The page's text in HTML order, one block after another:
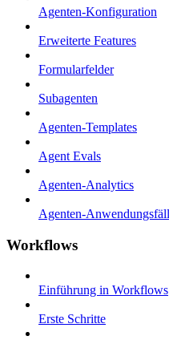
Agenten-Konfiguration
Erweiterte Features
Formularfelder
Subagenten
Agenten-Templates
Agent Evals
Agenten-Analytics
Agenten-
Workflows
Einführung in Workflows
Erste Schritte